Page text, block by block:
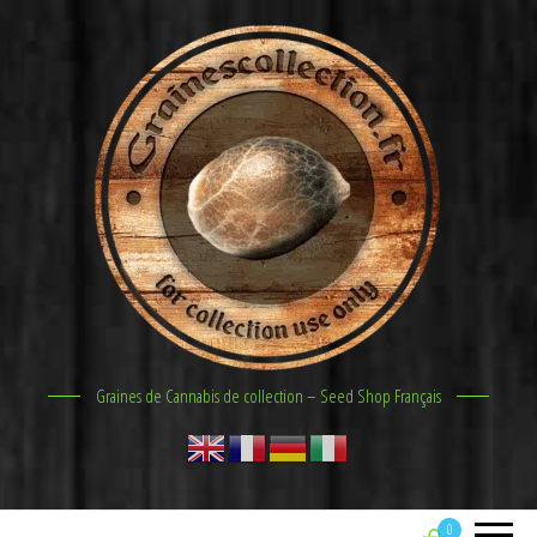
Graines de Cannabis de collection – Seed Shop Français
0